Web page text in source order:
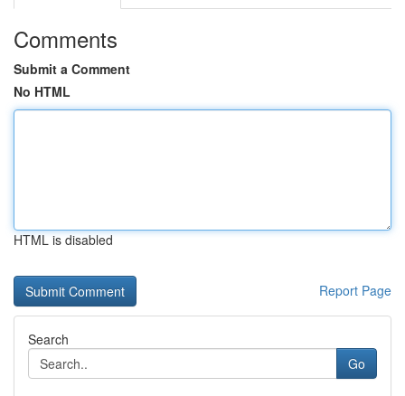
Comments
Submit a Comment
No HTML
HTML is disabled
Report Page
Search
Go